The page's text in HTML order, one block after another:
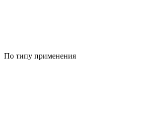
По типу применения